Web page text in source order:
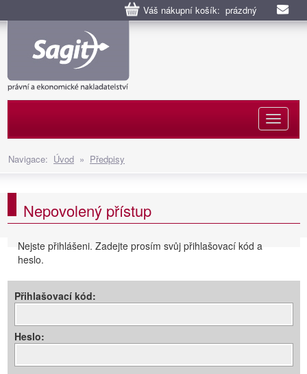
Váš nákupní košík: prázdný
Navigace: Úvod » Předpisy
Nepovolený přístup
Nejste přihlášeni. Zadejte prosím svůj přihlašovací kód a
heslo.
Přihlašovací kód:
Heslo: